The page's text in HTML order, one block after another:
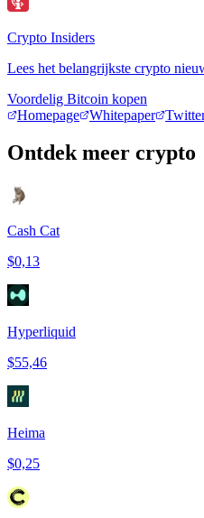
Crypto Insiders
Lees het belangrijkste crypto
Voordelig Bitcoin kopen
Homepage
Whitepaper
Ontdek meer crypto
Cash Cat
$0,13
Hyperliquid
$55,46
Heima
$0,25